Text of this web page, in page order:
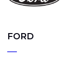
FORD